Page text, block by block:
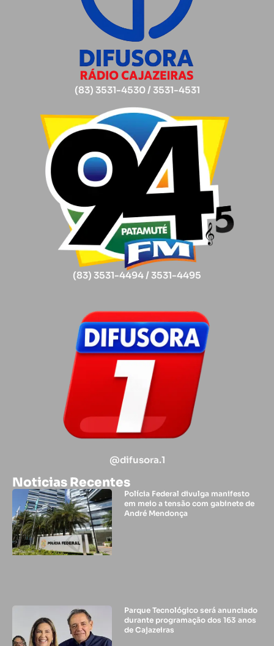
(83) 3531-4530 / 3531-4531
(83) 3531-4494 / 3531-4495
@difusora.1
Noticias Recentes
Polícia Federal divulga manifesto
em meio a tensão com gabinete de
André Mendonça
Parque Tecnológico será anunciado
durante programação dos 163 anos
de Cajazeiras